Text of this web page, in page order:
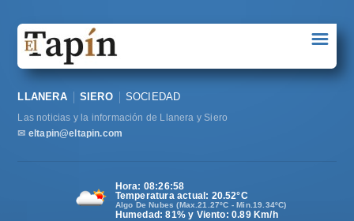
Sociedad
Política
☰
LLANERA SIERO SOCIEDAD
Las noticias y la información de Llanera y Siero
✉ eltapin@eltapin.com
Hora: 08:26:59
Temperatura actual: 20.52°C
Algo De Nubes (Max.21.27ºC - Min.19.34ºC)
Humedad: 81% y Viento: 0.89 Km/h